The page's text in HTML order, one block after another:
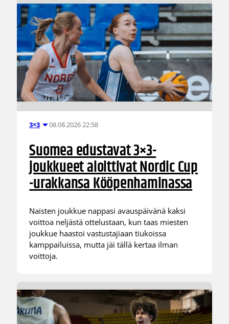
3×3 08.08.2026 22:58
Suomea edustavat 3×3-
joukkueet aloittivat Nordic Cup
-urakkansa Kööpenhaminassa
Naisten joukkue nappasi avauspäivänä kaksi
voittoa neljästä ottelustaan, kun taas miesten
joukkue haastoi vastustajiaan tiukoissa
kamppailuissa, mutta jäi tällä kertaa ilman
voittoja.